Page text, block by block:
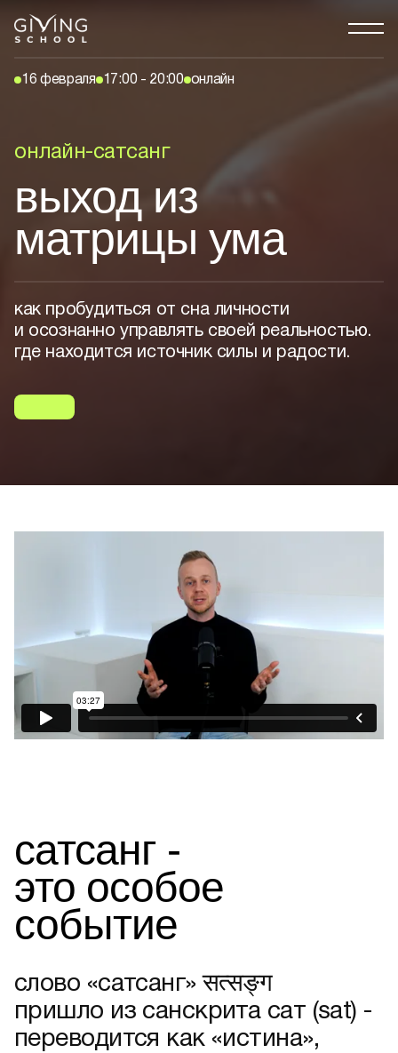
16 февраля 17:00 - 20:00 онлайн
онлайн-сатсанг
выход из
матрицы ума
как пробудиться от сна личности
и осознанно управлять своей реальностью.
где находится источник силы и радости.
сатсанг -
это особое
событие
слово «сатсанг» सत्सङ्ग
пришло из санскрита сат (sat) -
переводится как «истина»,